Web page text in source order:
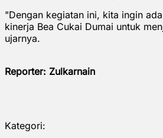
"Dengan kegiatan ini, kita ingin
kinerja Bea Cukai Dumai untuk
ujarnya.
Reporter: Zulkarnain
Kategori: